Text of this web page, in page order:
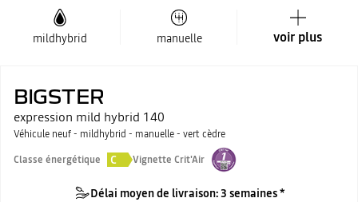
mildhybrid manuelle voir plus
BIGSTER
expression mild hybrid 140
Véhicule neuf - mildhybrid - manuelle - vert cèdre
Classe énergétique
C Vignette Crit'Air
Délai moyen de livraison: 3 semaines *